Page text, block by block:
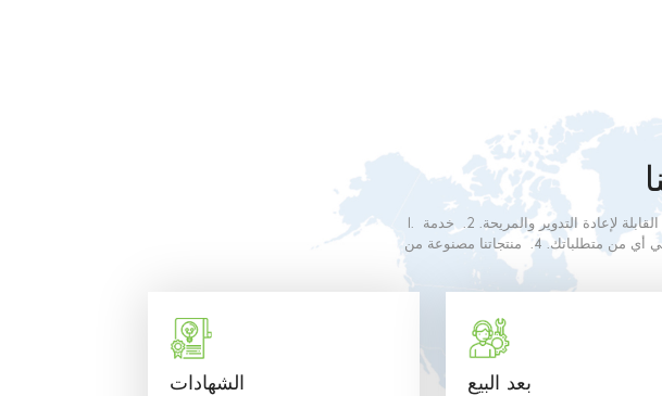
1. نحن متخصصون في إنتاج التعبئة البلاستيكية القابلة لإعادة التدوير والمريحة. 2. خدمة OEM المتفوقة مصممة
لتدهشك. 3. مع خبرة غنية في هذه الصناعة ، فإن موظفينا سوف يلبي أي من متطلباتك. 4. منتجاتنا مصنوعة من
الغذائي على النحو المبين في اللوائح
الشهادات بعد البيع